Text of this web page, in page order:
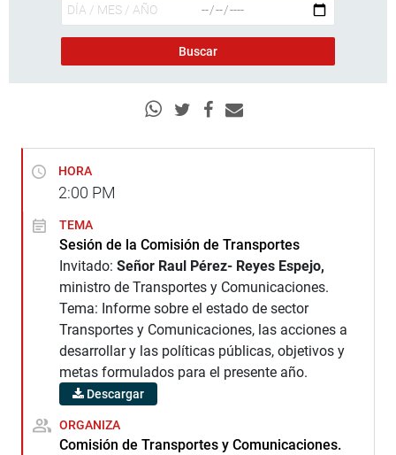
HORA
2:00 PM
TEMA
Sesión de la Comisión de Transportes
Invitado: Señor Raul Pérez- Reyes Espejo,
ministro de Transportes y Comunicaciones.
Tema: Informe sobre el estado de sector
Transportes y Comunicaciones, las acciones a
desarrollar y las políticas públicas, objetivos y
metas formulados para el presente año.
Descargar
ORGANIZA
Comisión de Transportes y Comunicaciones.